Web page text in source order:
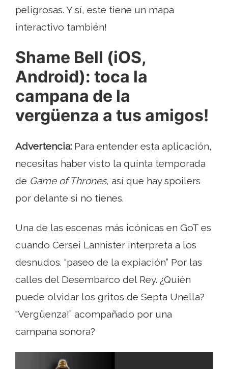
peligrosas. Y sí, este tiene un mapa
interactivo también!
Shame Bell (iOS,
Android): toca la
campana de la
vergüenza a tus amigos!
Advertencia: Para entender esta aplicación,
necesitas haber visto la quinta temporada
de Game of Thrones, así que hay spoilers
por delante si no tienes.
Una de las escenas más icónicas en GoT es
cuando Cersei Lannister interpreta a los
desnudos. “paseo de la expiación” Por las
calles del Desembarco del Rey. ¿Quién
puede olvidar los gritos de Septa Unella?
“Vergüenza!” acompañado por una
campana sonora?